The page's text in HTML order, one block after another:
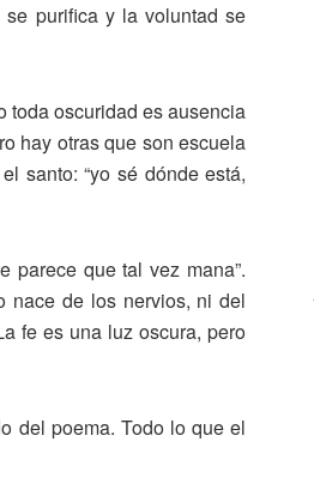
purifica y la voluntad se
toda oscuridad es ausencia
hay otras que son escuela
santo: “yo sé dónde está,
parece que tal vez mana”.
nace de los nervios, ni del
fe es una luz oscura, pero
del poema. Todo lo que el